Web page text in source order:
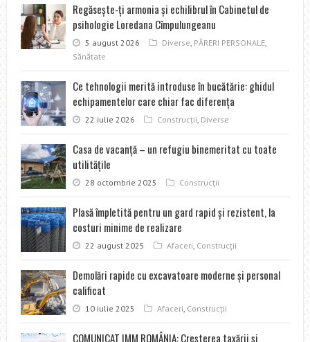
Regăseşte-ţi armonia şi echilibrul în Cabinetul de
psihologie Loredana Cîmpulungeanu
5 august 2026 Diverse PĂRERI PERSONALE,
Sănătate
Ce tehnologii merită introduse în bucătărie: ghidul
echipamentelor care chiar fac diferența
22 iulie 2026 Construcţii Diverse
Casa de vacanţă – un refugiu binemeritat cu toate
utilităţile
28 octombrie 2025 Construcţii
Plasă împletită pentru un gard rapid şi rezistent, la
costuri minime de realizare
22 august 2025 Afaceri Construcţii
Demolări rapide cu excavatoare moderne şi personal
calificat
10 iulie 2025 Afaceri Construcţii
COMUNICAT IMM ROMÂNIA: Creșterea taxării și